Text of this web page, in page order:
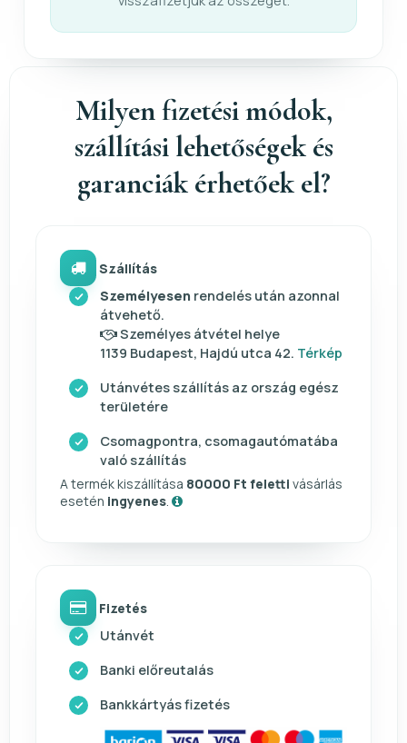
Milyen fizetési módok,
szállítási lehetőségek és
garanciák érhetőek el?
Szállítás
Személyesen rendelés után azonnal
átvehető.
Személyes átvétel helye
1139 Budapest, Hajdú utca 42. Térkép
Utánvétes szállítás az ország egész
területére
Csomagpontra, csomagautómatába
való szállítás
A termék kiszállítása 80000 Ft feletti vásárlás
esetén ingyenes
Fizetés
Utánvét
Banki előreutalás
Bankkártyás fizetés